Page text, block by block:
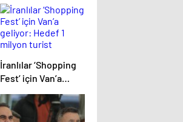
İranlılar ‘Shopping
Fest’ için Van’a
milyon turist